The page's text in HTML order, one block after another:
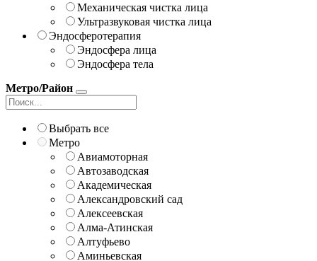
Механическая чистка лица
Ультразвуковая чистка лица
Эндосферотерапия
Эндосфера лица
Эндосфера тела
Метро/Район
Выбрать все
Метро
Авиамоторная
Автозаводская
Академическая
Александровский сад
Алексеевская
Алма-Атинская
Алтуфьево
Аминьевская